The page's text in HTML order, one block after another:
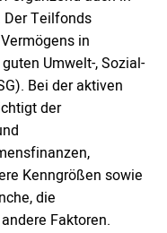
Teilfonds
in
Umwelt-, Sozial-
Bei der aktiven
der
Kenngrößen sowie
die
Faktoren.